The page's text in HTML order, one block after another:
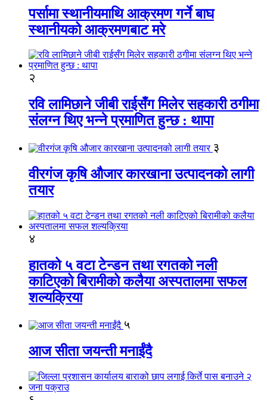
पर्सामा स्थानीयमाथि आक्रमण गर्ने बाघ
स्थानीयको आक्रमणबाट मरे
२
रवि लामिछाने जीबी राईसँग मिलेर सहकारी ठगीमा
संलग्न थिए भन्ने प्रमाणित हुन्छ : थापा
३
वीरगंज कृषि औजार कारखाना उत्पादनको लागी
तयार
४
हातको ५ वटा टेन्डन तथा रगतको नली
काटिएको बिरामीको कलैया अस्पतालमा सफल
शल्यक्रिया
५
आज सीता जयन्ती मनाईंदै